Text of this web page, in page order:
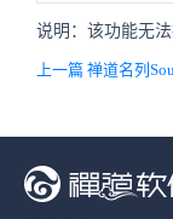
说明：该功能无